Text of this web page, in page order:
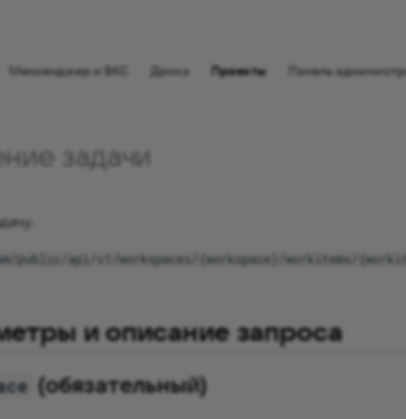
Мессенджер и ВКС Доска Проекты Панель
задачи
public/api/v1/workspaces/{workspace}/workitems/
и описание запроса
(обязательный)